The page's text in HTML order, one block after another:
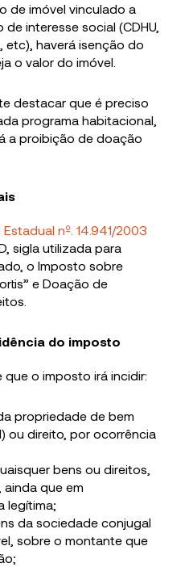
de imóvel vinculado a
interesse social (CDHU,
etc), haverá isenção do
o valor do imóvel.
destacar que é preciso
programa habitacional,
a proibição de doação
Estadual nº. 14.941/2003
sigla utilizada para
o Imposto sobre
e Doação de
do imposto
que o imposto irá incidir:
propriedade de bem
ou direito, por ocorrência
bens ou direitos,
que em
legítima;
da sociedade conjugal
sobre o montante que